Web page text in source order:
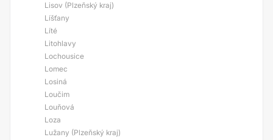
Lisov (Plzeňský kraj)
Líšťany
Líté
Litohlavy
Lochousice
Lomec
Losiná
Loučim
Louňová
Loza
Lužany (Plzeňský kraj)